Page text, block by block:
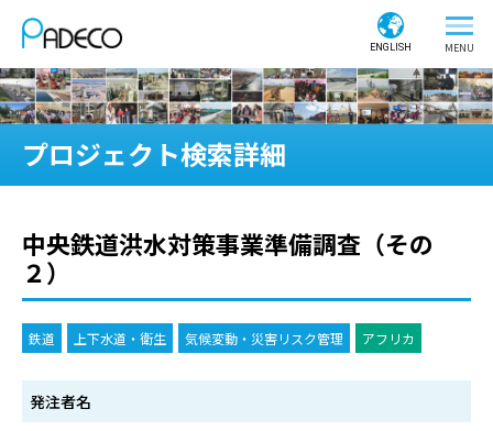
ENGLISH
プロジェクト検索詳細
中央鉄道洪水対策事業準備調査（その
２）
鉄道 上下水道・衛生 気候変動・災害リスク管理 アフリカ
発注者名